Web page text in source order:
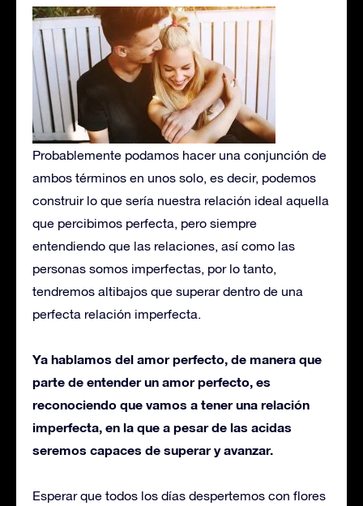
Probablemente podamos hacer una conjunción de
ambos términos en unos solo, es decir, podemos
construir lo que sería nuestra relación ideal aquella
que percibimos perfecta, pero siempre
entendiendo que las relaciones, así como las
personas somos imperfectas, por lo tanto,
tendremos altibajos que superar dentro de una
perfecta relación imperfecta.
Ya hablamos del amor perfecto, de manera que
parte de entender un amor perfecto, es
reconociendo que vamos a tener una relación
imperfecta, en la que a pesar de las acidas
seremos capaces de superar y avanzar.
Esperar que todos los días despertemos con flores